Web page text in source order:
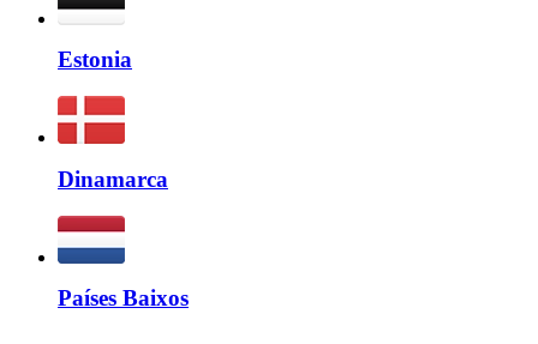
Estonia
Dinamarca
Países Baixos